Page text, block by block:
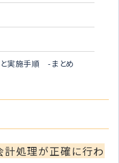
と実施手順 -まとめ
計処理が正確に行わ